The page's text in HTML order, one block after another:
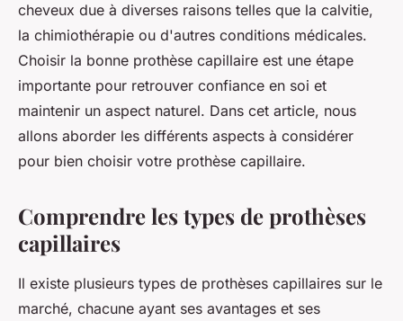
cheveux due à diverses raisons telles que la calvitie,
la chimiothérapie ou d'autres conditions médicales.
Choisir la bonne prothèse capillaire est une étape
importante pour retrouver confiance en soi et
maintenir un aspect naturel. Dans cet article, nous
allons aborder les différents aspects à considérer
pour bien choisir votre prothèse capillaire.
Comprendre les types de prothèses
capillaires
Il existe plusieurs types de prothèses capillaires sur le
marché, chacune ayant ses avantages et ses